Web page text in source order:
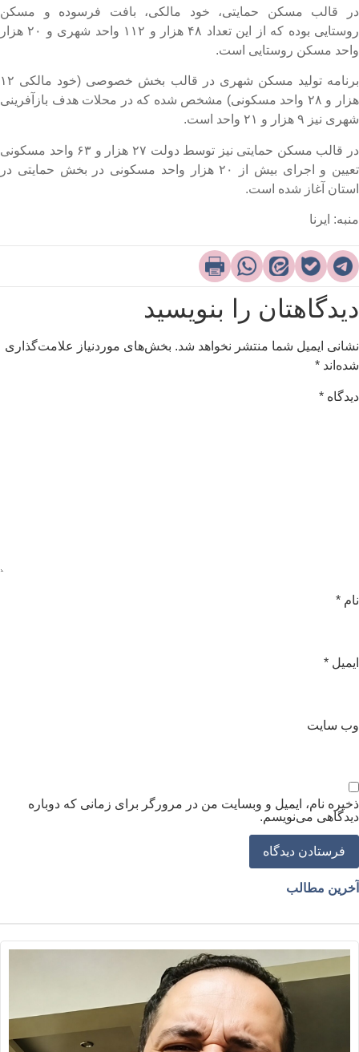
قالب مسکن حمایتی، خود مالکی، بافت فرسوده و مسکن
روستایی بوده که از این تعداد ۴۸ هزار و ۱۱۲ واحد شهری و ۲۰ هزار
مسکن روستایی است.
برنامه تولید مسکن شهری در قالب بخش خصوصی (خود مالکی ۱۲
هزار و ۲۸ واحد مسکونی) مشخص شده که در محلات هدف بازآفرینی
نیز ۹ هزار و ۲۱ واحد است.
در قالب مسکن حمایتی نیز توسط دولت ۲۷ هزار و ۶۳ واحد مسکونی
تعیین و اجرای بیش از ۲۰ هزار واحد مسکونی در بخش حمایتی در
آغاز شده است.
ایرنا
را بنویسید
ایمیل شما منتشر نخواهد شد. بخش‌های موردنیاز علامت‌گذاری
*
*
*
*
سایت
نام، ایمیل و وبسایت من در مرورگر برای زمانی که دوباره
می‌نویسم.
مطالب